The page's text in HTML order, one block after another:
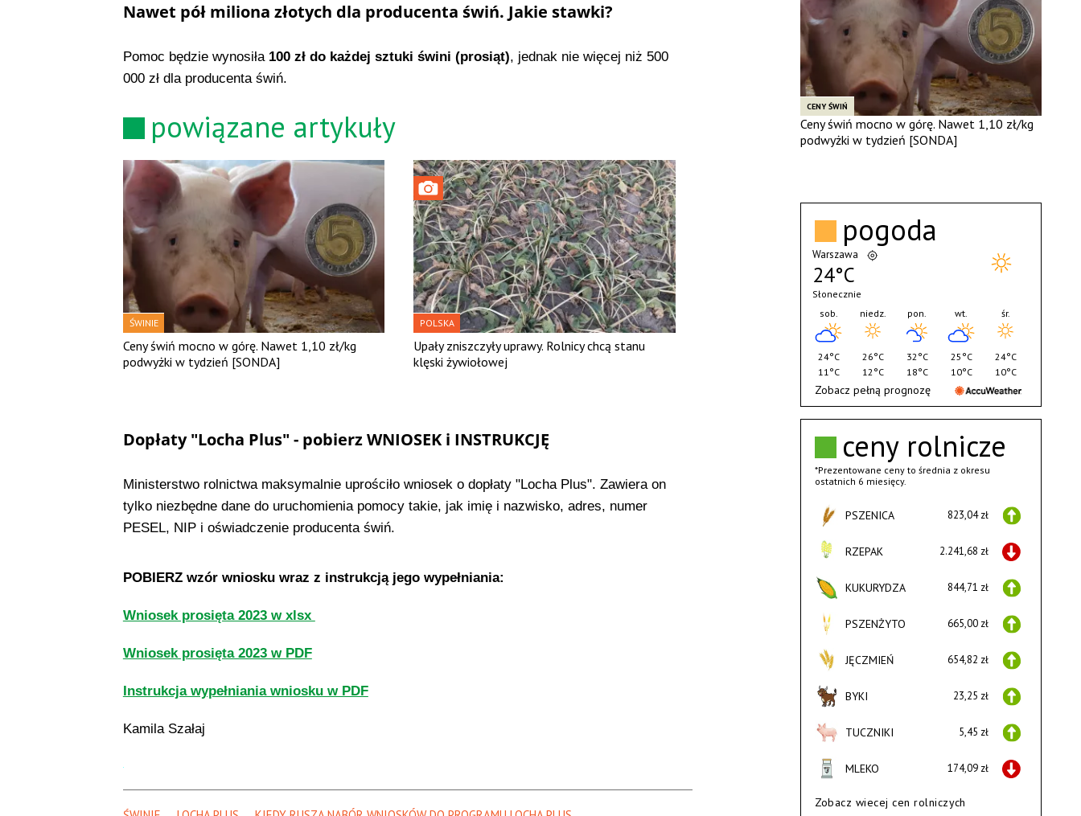
Nawet pół miliona złotych dla producenta świń. Jakie stawki?
Pomoc będzie wynosiła 100 zł do każdej sztuki świni (prosiąt), jednak nie więcej niż 500
000 zł dla producenta świń.
powiązane artykuły
ŚWINIE
Ceny świń mocno w górę. Nawet 1,10 zł/kg
podwyżki w tydzień [SONDA]
POLSKA
Upały zniszczyły uprawy. Rolnicy chcą stanu
klęski żywiołowej
Dopłaty "Locha Plus" - pobierz WNIOSEK i INSTRUKCJĘ
Ministerstwo rolnictwa maksymalnie uprościło wniosek o dopłaty "Locha Plus". Zawiera on
tylko niezbędne dane do uruchomienia pomocy takie, jak imię i nazwisko, adres, numer
PESEL, NIP i oświadczenie producenta świń.
POBIERZ wzór wniosku wraz z instrukcją jego wypełniania:
Wniosek​ prosięta​ 2023​ w xlsx
Wniosek​ prosięta​ 2023​ w PDF
Instrukcja wypełniania wniosku w PDF
Kamila Szałaj
CENY ŚWIŃ
Ceny świń mocno w górę. Nawet 1,10 zł/kg
podwyżki w tydzień [SONDA]
ceny rolnicze
*Prezentowane ceny to średnia z okresu
ostatnich 6 miesięcy.
PSZENICA 823,04 zł
RZEPAK 2.241,68 zł
KUKURYDZA 844,71 zł
PSZENŻYTO 665,00 zł
JĘCZMIEŃ 654,82 zł
BYKI 23,25 zł
TUCZNIKI 5,45 zł
MLEKO 174,09 zł
Zobacz wiecej cen rolniczych
pogoda
Warszawa
24°C
Słonecznie
sob.
24°C
11°C
niedz.
26°C
12°C
pon.
32°C
18°C
wt.
25°C
10°C
śr.
24°C
10°C
Zobacz pełną prognozę